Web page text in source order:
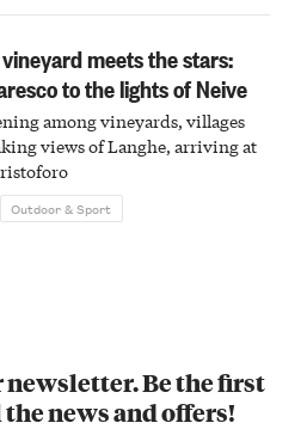
meets the stars:
to the lights of Neive
among vineyards, villages
views of Langhe, arriving at
Outdoor & Sport
Be the first
news and offers!